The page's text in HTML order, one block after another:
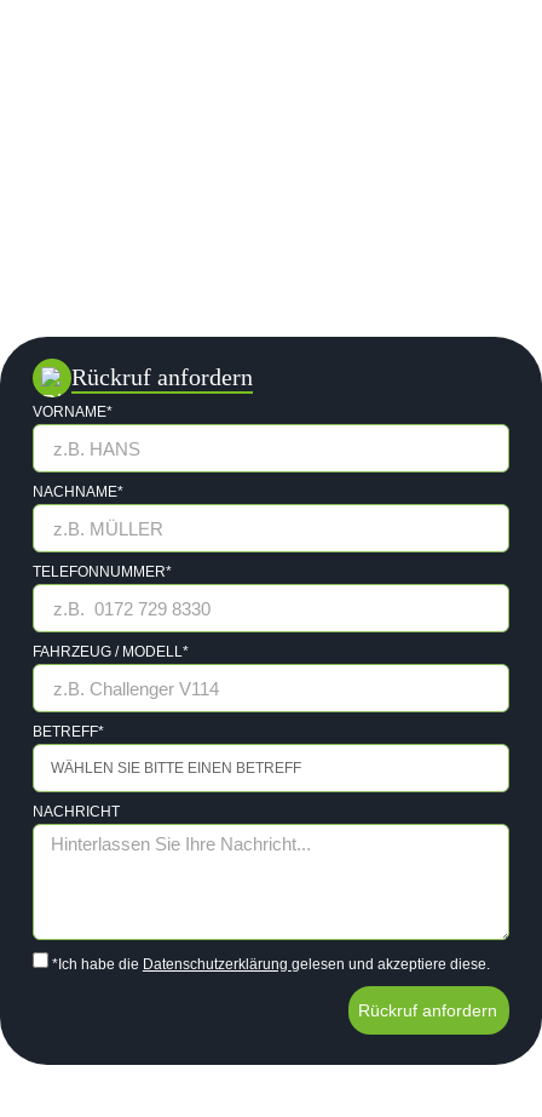
Rückruf anfordern
VORNAME*
NACHNAME*
TELEFONNUMMER*
FAHRZEUG / MODELL*
BETREFF*
NACHRICHT
*Ich habe die Datenschutzerklärung gelesen und akzeptiere diese.
Rückruf anfordern